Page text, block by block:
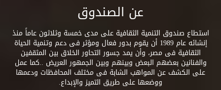
عن الصندوق
استطاع صندوق التنمية الثقافية على مدى خمسة وثلاثون عاماً منذ
إنشائه عام 1989 أن يقوم بدور فعال ومؤثر فى دعم وتنمية الحياة
الثقافية فى مصر، وأن يمد جسور التحاور الخلاق بين المثقفين
والفنانين بعضهم البعض وبينهم وبين الجمهور العريض ..كما عمل
على الكشف عن المواهب الشابة فى مختلف المحافظات ودعمها
ووضعها على طريق التميز والإبداع.